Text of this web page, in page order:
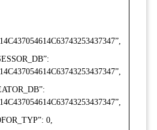
0,